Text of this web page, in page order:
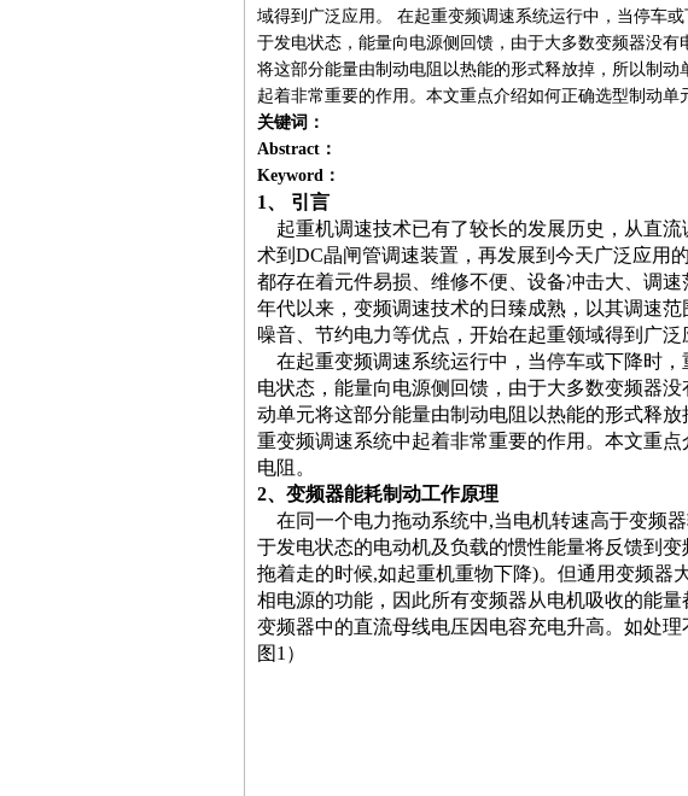
域得到广泛应用。 在起重变频调速系统运行中，当停车
于发电状态，能量向电源侧回馈，由于大多数变频器没
将这部分能量由制动电阻以热能的形式释放掉，所以制
起着非常重要的作用。本文重点介绍如何正确选型制动单
关键词：
Abstract：
Keyword：
1、 引言
起重机调速技术已有了较长的发展历史，从直流
术到 DC晶闸管调速装置，再发展到今天广泛应用
都存在着元件易损、维修不便、设备冲击大、调速
年代以来，变频调速技术的日臻成熟，以其调速
噪音、节约电力等优点，开始在起重领域得到广泛
在起重变频调速系统运行中，当停车或下降时
电状态，能量向电源侧回馈，由于大多数变频器
动单元将这部分能量由制动电阻以热能的形式释
重变频调速系统中起着非常重要的作用。本文重
电阻。
2、变频器能耗制动工作原理
在同一个电力拖动系统中,当电机转速高于变频
于发电状态的电动机及负载的惯性能量将反馈到变
拖着走的时候,如起重机重物下降)。但通用变频器
相电源的功能，因此所有变频器从电机吸收的能
变频器中的直流母线电压因电容充电升高。如处理
图1 ）